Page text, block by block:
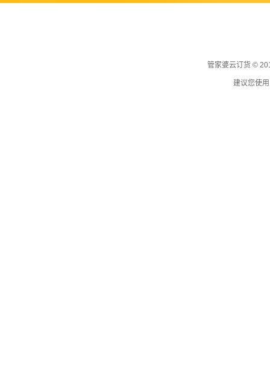
管家婆云订货 ©
建议您使